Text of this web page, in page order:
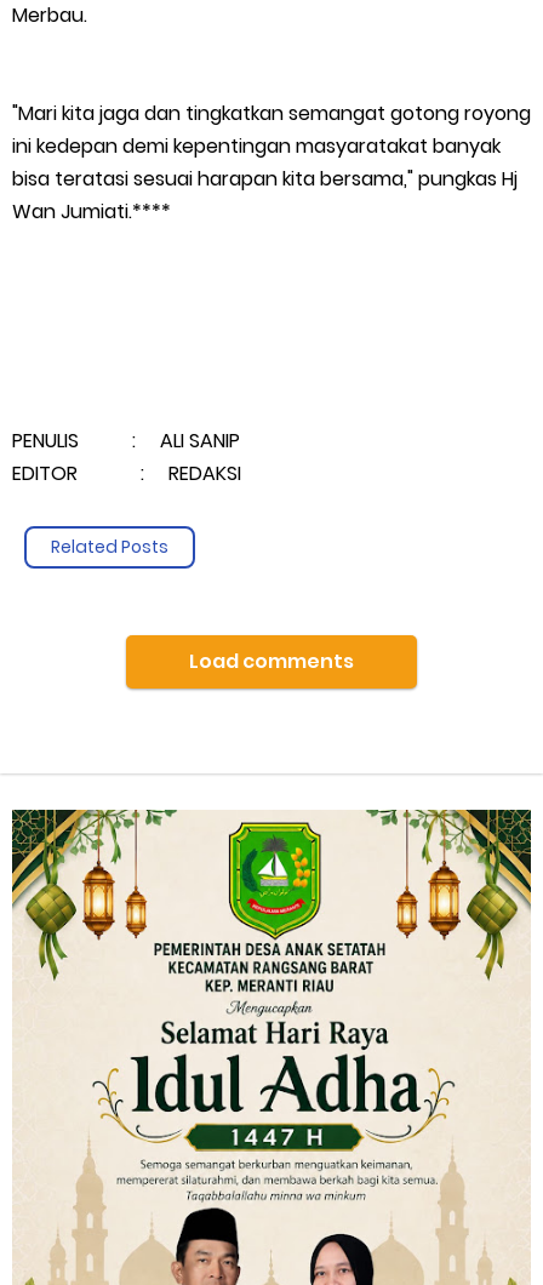
Merbau.
"Mari kita jaga dan tingkatkan semangat gotong royong
ini kedepan demi kepentingan masyaratakat banyak
bisa teratasi sesuai harapan kita bersama," pungkas Hj
Wan Jumiati.****
PENULIS : ALI SANIP
EDITOR : REDAKSI
Related Posts
Load comments